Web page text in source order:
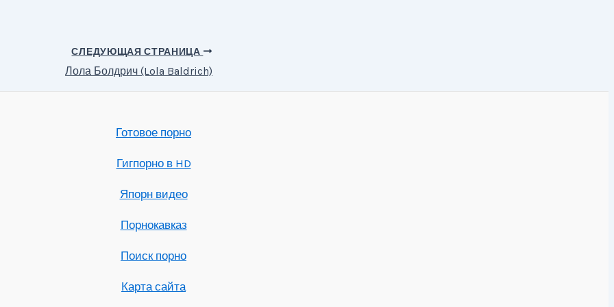
СЛЕДУЮЩАЯ СТРАНИЦА
Лола Болдрич (Lola Baldrich)
Готовое порно
Гигпорно в HD
Япорн видео
Порнокавказ
Поиск порно
Карта сайта